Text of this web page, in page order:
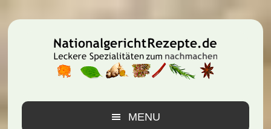
Hauptnavigation
Inhalt
Seitenspalte
MENU